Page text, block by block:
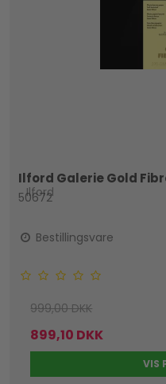
Ilford Galerie Gold
Ilford
50672
Bestillingsvare
999,00 DKK
899,10 DKK
VIS